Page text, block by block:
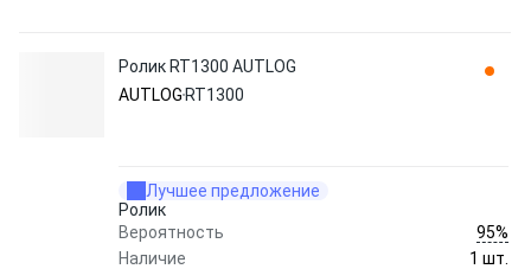
Ролик RT1300 AUTLOG
AUTLOG RT1300
Лучшее предложение
Ролик
Вероятность
95%
Наличие
1 шт.